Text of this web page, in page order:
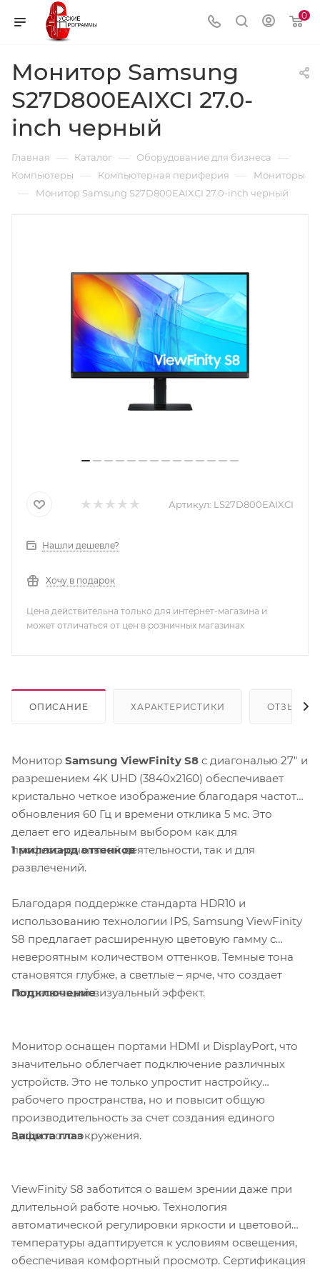
0
Монитор Samsung
S27D800EAIXCI 27.0-
inch черный
Главная — Каталог — Оборудование для бизнеса —
Компьютеры — Компьютерная периферия — Мониторы
— Монитор Samsung S27D800EAIXCI 27.0-inch черный
Артикул: LS27D800EAIXCI
Нашли дешевле?
Хочу в подарок
Цена действительна только для интернет-магазина и
может отличаться от цен в розничных магазинах
ОПИСАНИЕ ХАРАКТЕРИСТИКИ ОТЗЫВЫ
Монитор Samsung ViewFinity S8 с диагональю 27" и
разрешением 4K UHD (3840x2160) обеспечивает
кристально четкое изображение благодаря частоте
обновления 60 Гц и времени отклика 5 мс. Это
делает его идеальным выбором как для
профессиональной деятельности, так и для
развлечений.
1 миллиард оттенков
Благодаря поддержке стандарта HDR10 и
использованию технологии IPS, Samsung ViewFinity
S8 предлагает расширенную цветовую гамму с
невероятным количеством оттенков. Темные тона
становятся глубже, а светлые – ярче, что создает
потрясающий визуальный эффект.
Подключение
Монитор оснащен портами HDMI и DisplayPort, что
значительно облегчает подключение различных
устройств. Это не только упростит настройку
рабочего пространства, но и повысит общую
производительность за счет создания единого
цифрового окружения.
Защита глаз
ViewFinity S8 заботится о вашем зрении даже при
длительной работе ночью. Технология
автоматической регулировки яркости и цветовой
температуры адаптируется к условиям освещения,
обеспечивая комфортный просмотр. Сертификация